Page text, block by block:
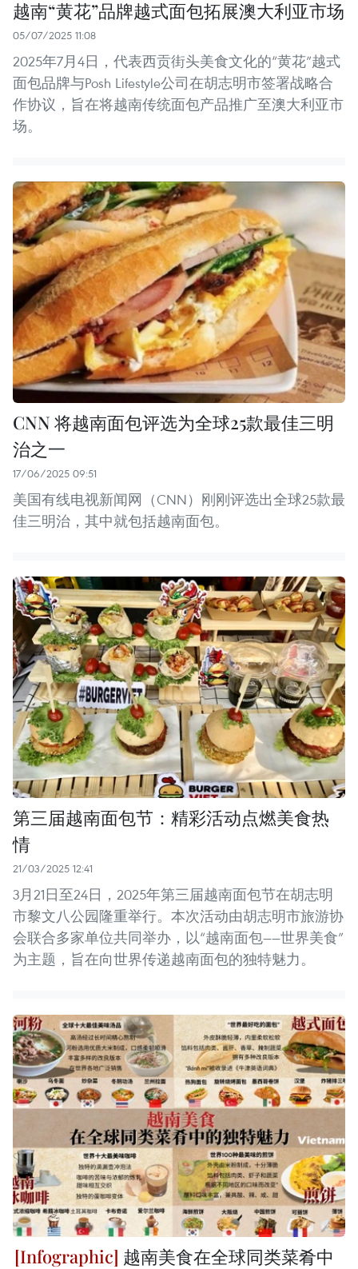
越南“黄花”品牌越式面包拓展澳大利亚市场
05/07/2025 11:08
2025年7月4日，代表西贡街头美食文化的“黄花”越式
面包品牌与Posh Lifestyle公司在胡志明市签署战略合
作协议，旨在将越南传统面包产品推广至澳大利亚市
场。
CNN 将越南面包评选为全球25款最佳三明
治之一
17/06/2025 09:51
美国有线电视新闻网（CNN）刚刚评选出全球25款最
佳三明治，其中就包括越南面包。
第三届越南面包节：精彩活动点燃美食热
情
21/03/2025 12:41
3月21日至24日，2025年第三届越南面包节在胡志明
市黎文八公园隆重举行。本次活动由胡志明市旅游协
会联合多家单位共同举办，以“越南面包——世界美食”
为主题，旨在向世界传递越南面包的独特魅力。
越南美食在全球同类菜肴中